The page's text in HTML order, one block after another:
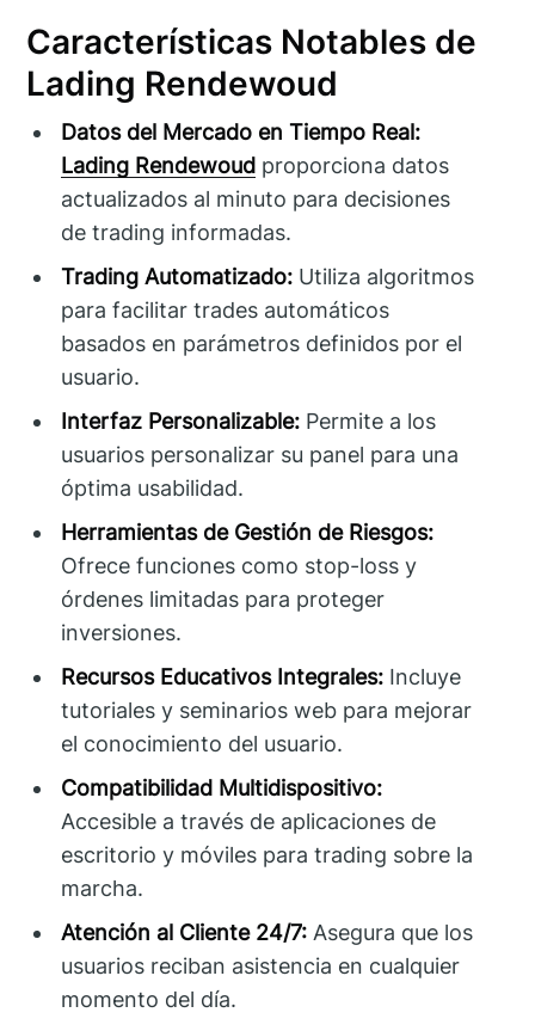
Características Notables de
Lading Rendewoud
Datos del Mercado en Tiempo Real:
Lading Rendewoud proporciona datos
actualizados al minuto para decisiones
de trading informadas.
Trading Automatizado: Utiliza algoritmos
para facilitar trades automáticos
basados en parámetros definidos por el
usuario.
Interfaz Personalizable: Permite a los
usuarios personalizar su panel para una
óptima usabilidad.
Herramientas de Gestión de Riesgos:
Ofrece funciones como stop-loss y
órdenes limitadas para proteger
inversiones.
Recursos Educativos Integrales: Incluye
tutoriales y seminarios web para mejorar
el conocimiento del usuario.
Compatibilidad Multidispositivo:
Accesible a través de aplicaciones de
escritorio y móviles para trading sobre la
marcha.
Atención al Cliente 24/7: Asegura que los
usuarios reciban asistencia en cualquier
momento del día.